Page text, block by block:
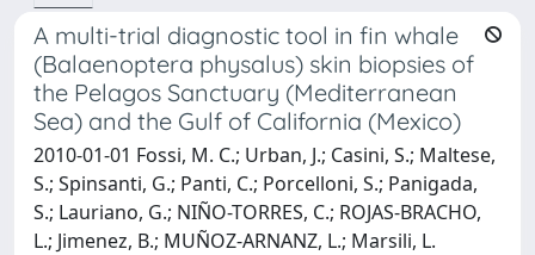
A multi-trial diagnostic tool in fin whale
(Balaenoptera physalus) skin biopsies of
the Pelagos Sanctuary (Mediterranean
Sea) and the Gulf of California (Mexico)
2010-01-01 Fossi, M. C.; Urban, J.; Casini, S.; Maltese,
S.; Spinsanti, G.; Panti, C.; Porcelloni, S.; Panigada,
S.; Lauriano, G.; NIÑO-TORRES, C.; ROJAS-BRACHO,
L.; Jimenez, B.; MUÑOZ-ARNANZ, L.; Marsili, L.